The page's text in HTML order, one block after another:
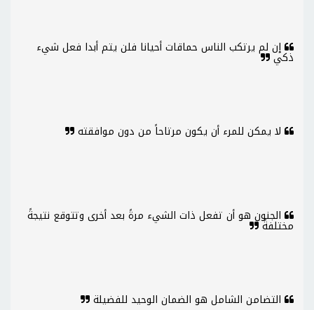
إن لم يرتكب الناس حماقات أحيانا فلن يتم أبدا فعل شيء
ذكي
لا يمكن للمرء أن يكون مرتاحاً من دون موافقته
الجنون هو أن تفعل ذات الشيء مرةً بعد أخرى وتتوقع نتيجةً
مختلفةً
التضامن الشامل هو الضمان الوحيد للفضيلة